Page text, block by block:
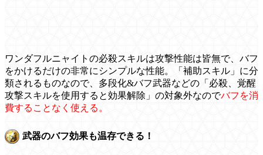
ワンダフルニャイトの必殺スキルは攻撃性能は皆無で、バフ
をかけるだけの非常にシンプルな性能。「補助スキル」に分
類されるものなので、多段化&バフ武器などの「必殺、覚醒
攻撃スキルを使用すると効果解除」の対象外なのでバフを消
費することなく使える。
武器のバフ効果も温存できる！